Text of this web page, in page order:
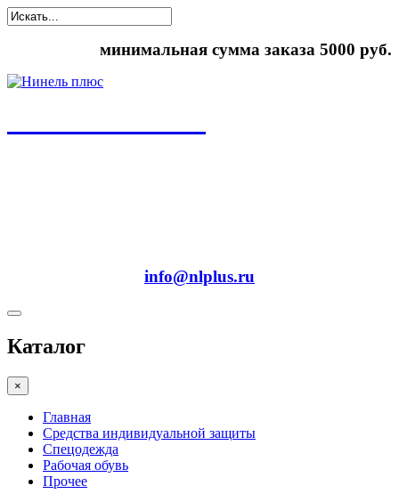
минимальная сумма заказа 5000 руб.
info@nlplus.ru
Каталог
×
Главная
Средства индивидуальной защиты
Спецодежда
Рабочая обувь
Прочее